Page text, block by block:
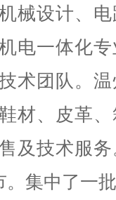
械设计、
电一体化
术团队。
材、皮革
及技术服
集中了一